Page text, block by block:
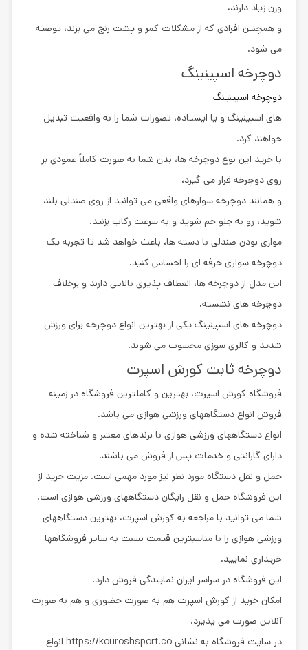
وزن زیاد دارند،
و همچنین افرادی که از مشکلات کمر و پشت رنج می برند، توصیه
می شود.
دوچرخه اسپینینگ
دوچرخه اسپینینگ
های اسپینینگ و یا ایستاده، تصورات شما را به واقعیت تبدیل
خواهند کرد.
با خرید این نوع دوچرخه ها، بدن شما به صورت کاملاً عمودی بر
روی دوچرخه قرار می گیرد،
و همانند دوچرخه سوارهای واقعی می توانید از روی صندلی بلند
شوید، رو به جلو خم شوید و به سرعت رکاب بزنید.
موازی بودن صندلی با دسته ها، باعث خواهد شد تا تجربه یک
دوچرخه سواری حرفه ای را احساس کنید.
این مدل از دوچرخه ها، انعطاف پذیری بالایی دارند و برخلاف
دوچرخه های نشسته،
دوچرخه های اسپینینگ یکی از بهترین انواع دوچرخه برای ورزش
شدید و کالری سوزی محسوب می شوند.
دوچرخه ثابت کورش اسپرت
فروشگاه کورش اسپرت، بهترین و کاملترین فروشگاه در زمینه
فروش انواع دستگاههای ورزشی هوازی می باشد.
انواع دستگاههای ورزشی هوازی با برندهای معتبر و شناخته شده و
دارای گارانتی و خدمات پس از فروش می باشند.
حمل و نقل دستگاه مورد نظر نیز مورد مهمی است. مزیت خرید از
این فروشگاه حمل و نقل رایگان دستگاههای ورزشی هوازی است.
شما می توانید با مراجعه به کورش اسپرت، بهترین دستگاههای
ورزشی هوازی را با مناسبترین قیمت نسبت به سایر فروشگاهها
خریداری نمایید.
این فروشگاه در سراسر ایران نمایندگی فروش دارد.
امکان خرید از کورش اسپرت هم به صورت حضوری و هم به صورت
آنلاین صورت می پذیرد.
در سایت فروشگاه به نشانی https://kouroshsport.co انواع